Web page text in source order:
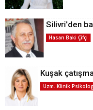
Silivri'den
Hasan Baki Çifçi
Kuşak
Uzm. Klinik